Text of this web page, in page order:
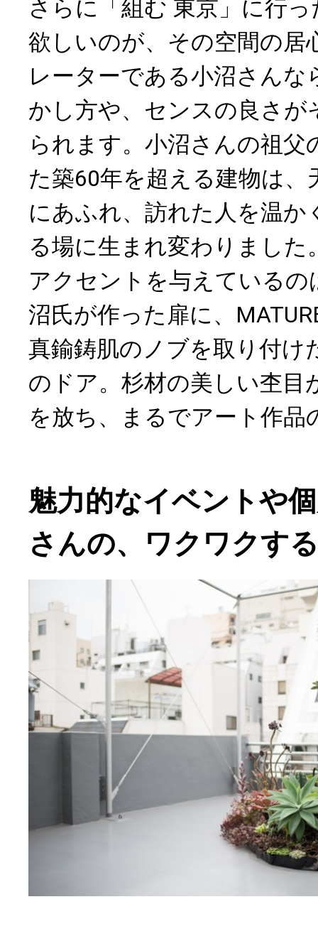
さらに「組む 東京」に行
欲しいのが、その空間の居
レーターである小沼さんな
かし方や、センスの良さが
られます。小沼さんの祖父
た築60年を超える建物は、
にあふれ、訪れた人を温か
る場に生まれ変わりました
アクセントを与えているの
沼氏が作った扉に、
真鍮鋳肌のノブを取り付け
のドア。杉材の美しい杢目
を放ち、まるでアート作品
魅力的なイベントや
さんの、ワクワクす